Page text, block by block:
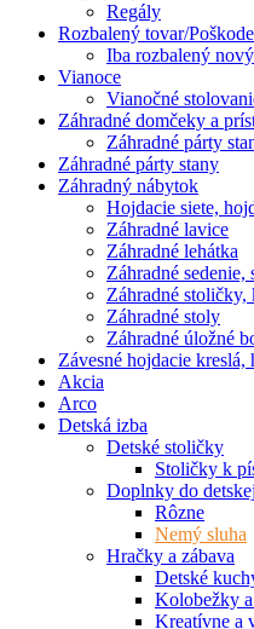
Regály
Rozbalený tovar/
Iba rozbalený
Vianoce
Vianočné
Záhradné domčeky a
Záhradné párty
Záhradné párty stany
Záhradný nábytok
Hojdacie siete,
Záhradné lavice
Záhradné lehátka
Záhradné sedenie,
Záhradné stoličky,
Záhradné stoly
Záhradné úložné
Závesné hojdacie kreslá,
Akcia
Arco
Detská izba
Detské stoličky
Stoličky k
Doplnky do
Rôzne
Nemý sluha
Hračky a zábava
Detské
Kolobežky
Kreatívne a